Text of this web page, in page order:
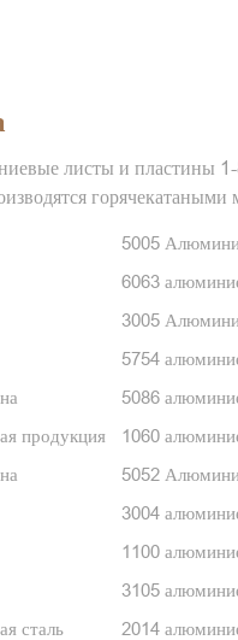
листы и пластины 1-
горячекатаными
5005
6063
3005
5754
5086
продукция
1060
5052
3004
1100
3105
сталь
2014